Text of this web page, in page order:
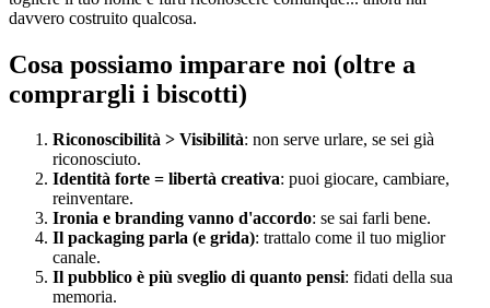
davvero costruito qualcosa.
Cosa possiamo imparare noi (oltre a
comprargli i biscotti)
Riconoscibilità > Visibilità: non serve urlare, se sei già
riconosciuto.
Identità forte = libertà creativa: puoi giocare, cambiare,
reinventare.
Ironia e branding vanno d'accordo: se sai farli bene.
Il packaging parla (e grida): trattalo come il tuo miglior
canale.
Il pubblico è più sveglio di quanto pensi: fidati della sua
memoria.